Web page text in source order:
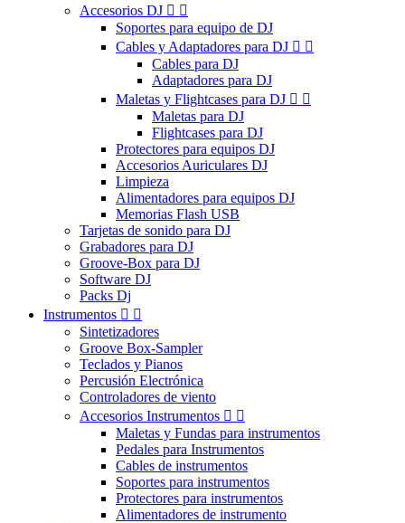
Accesorios DJ  
Soportes para equipo de DJ
Cables y Adaptadores para DJ  
Cables para DJ
Adaptadores para DJ
Maletas y Flightcases para DJ  
Maletas para DJ
Flightcases para DJ
Protectores para equipos DJ
Accesorios Auriculares DJ
Limpieza
Alimentadores para equipos DJ
Memorias Flash USB
Tarjetas de sonido para DJ
Grabadores para DJ
Groove-Box para DJ
Software DJ
Packs Dj
Instrumentos  
Sintetizadores
Groove Box-Sampler
Teclados y Pianos
Percusión Electrónica
Controladores de viento
Accesorios Instrumentos  
Maletas y Fundas para instrumentos
Pedales para Instrumentos
Cables de instrumentos
Soportes para instrumentos
Protectores para instrumentos
Alimentadores de instrumento